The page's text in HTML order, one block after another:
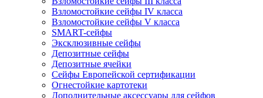
Взломостойкие сейфы IV класса
Взломостойкие сейфы V класса
SMART-сейфы
Эксклюзивные сейфы
Депозитные сейфы
Депозитные ячейки
Сейфы Европейской сертификации
Огнестойкие картотеки
Дополнительные аксессуары для сейфов